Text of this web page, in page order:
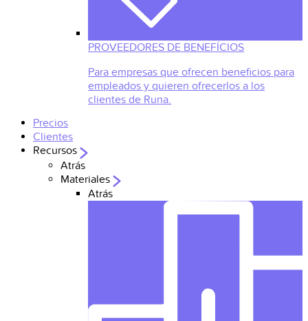
PROVEEDORES DE BENEFÍCIOS
Para empresas que ofrecen beneficios para
empleados y quieren ofrecerlos a los
clientes de Runa.
Precios
Clientes
Recursos
Atrás
Materiales
Atrás